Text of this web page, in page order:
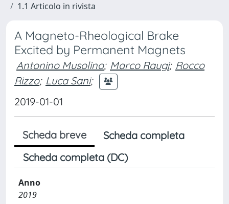
1.1 Articolo in rivista
A Magneto-Rheological Brake
Excited by Permanent Magnets
Antonino Musolino; Marco Raugi; Rocco
Rizzo; Luca Sani;
2019-01-01
Scheda breve
Scheda completa
Scheda completa (DC)
Anno
2019